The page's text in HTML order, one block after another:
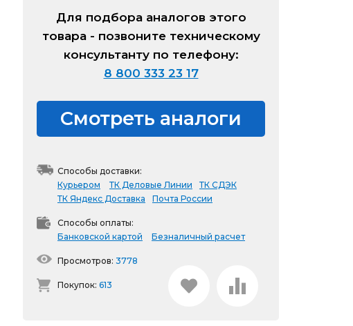
Для подбора аналогов этого
товара - позвоните техническому
консультанту по телефону:
8 800 333 23 17
Смотреть аналоги
Способы доставки:
Курьером
ТК Деловые Линии
ТК СДЭК
ТК Яндекс Доставка
Почта России
Способы оплаты:
Банковской картой
Безналичный расчет
Просмотров: 3778
Покупок: 613